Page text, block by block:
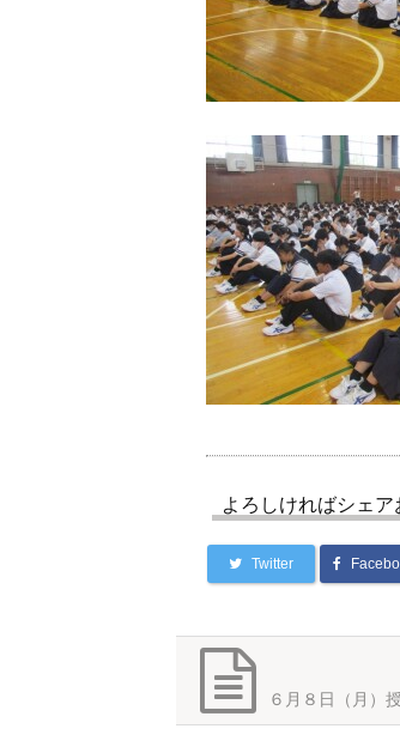
よろしければシェア
Twitter
６月８日（月）